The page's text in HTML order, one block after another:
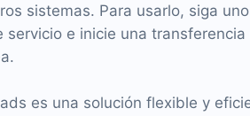
sistemas. Para usarlo, siga
servicio e inicie una
es una solución flexible y